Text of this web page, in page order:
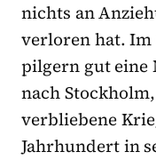
nichts an
verloren hat. Im
pilgern gut eine
nach
verbliebene
Jahrhundert in